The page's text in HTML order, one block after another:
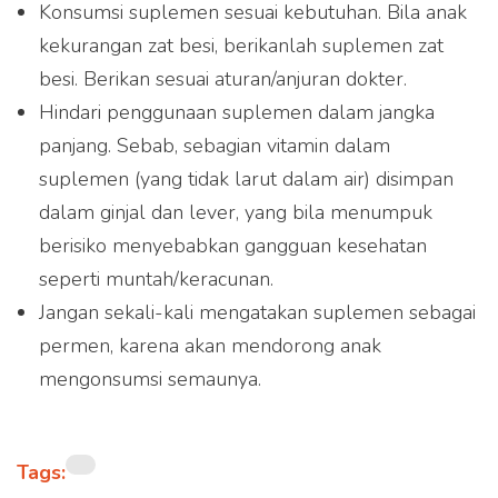
Konsumsi suplemen sesuai kebutuhan. Bila anak
kekurangan zat besi, berikanlah suplemen zat
besi. Berikan sesuai aturan/anjuran dokter.
Hindari penggunaan suplemen dalam jangka
panjang. Sebab, sebagian vitamin dalam
suplemen (yang tidak larut dalam air) disimpan
dalam ginjal dan lever, yang bila menumpuk
berisiko menyebabkan gangguan kesehatan
seperti muntah/keracunan.
Jangan sekali-kali mengatakan suplemen sebagai
permen, karena akan mendorong anak
mengonsumsi semaunya.
Tags: